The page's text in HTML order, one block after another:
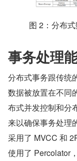
图 2：分布
事务处理
分布式事务跟传统
数据被放置在不同
布式并发控制和分
来以确保事务处理
采用了 MVCC 和
使用了 Percolator